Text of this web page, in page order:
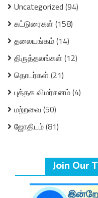
Uncategorized (94)
கட்டுரைகள் (158)
தலையங்கம்(14)
திருத்தலங்கள் (12)
தொடர்கள் (21)
புத்தக விமர்சனம்(4)
மற்றவை (50)
ஜோதிடம்(81)
Join Our